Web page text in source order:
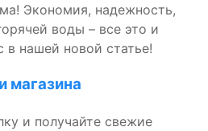
Экономия, надежность,
воды – все это и
в нашей новой статье!
магазина
и получайте свежие